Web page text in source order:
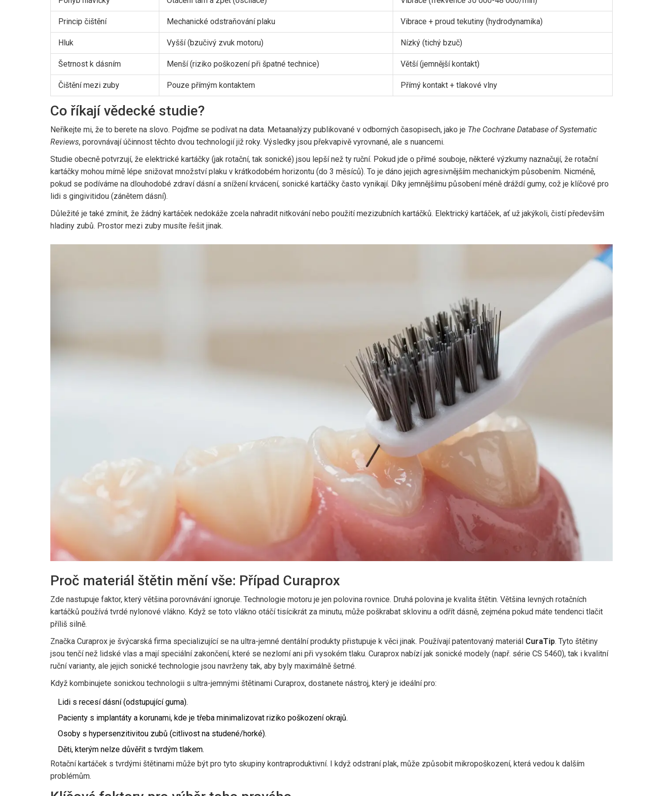
Princip čištění Mechanické odstraňování plaku Vibrace + proud tekutiny (hydrodynamika)
Hluk Vyšší (bzučivý zvuk motoru) Nízký (tichý bzuč)
Šetrnost k dásním Menší (riziko poškození při špatné technice) Větší (jemnější kontakt)
Čištění mezi zuby Pouze přímým kontaktem Přímý kontakt + tlakové vlny
Co říkají vědecké studie?
Neříkejte mi, že to berete na slovo. Pojďme se podívat na data. Metaanalýzy publikované v odborných časopisech, jako je The Cochrane Database of Systematic
Reviews, porovnávají účinnost těchto dvou technologií již roky. Výsledky jsou překvapivě vyrovnané, ale s nuancemi.
Studie obecně potvrzují, že elektrické kartáčky (jak rotační, tak sonické) jsou lepší než ty ruční. Pokud jde o přímé souboje, některé výzkumy naznačují, že rotační
kartáčky mohou mírně lépe snižovat množství plaku v krátkodobém horizontu (do 3 měsíců). To je dáno jejich agresivnějším mechanickým působením. Nicméně,
pokud se podíváme na dlouhodobé zdraví dásní a snížení krvácení, sonické kartáčky často vynikají. Díky jemnějšímu působení méně dráždí gumy, což je klíčové pro
lidi s gingivitidou (zánětem dásní).
Důležité je také zmínit, že žádný kartáček nedokáže zcela nahradit nitkování nebo použití mezizubních kartáčků. Elektrický kartáček, ať už jakýkoli, čistí především
hladiny zubů. Prostor mezi zuby musíte řešit jinak.
Proč materiál štětin mění vše: Případ Curaprox
Zde nastupuje faktor, který většina porovnávání ignoruje. Technologie motoru je jen polovina rovnice. Druhá polovina je kvalita štětin. Většina levných rotačních
kartáčků používá tvrdé nylonové vlákno. Když se toto vlákno otáčí tisícikrát za minutu, může poškrabat sklovinu a odřít dásně, zejména pokud máte tendenci tlačit
příliš silně.
Značka Curaprox je švýcarská firma specializující se na ultra-jemné dentální produkty přistupuje k věci jinak. Používají patentovaný materiál CuraTip. Tyto štětiny
jsou tenčí než lidské vlas a mají speciální zakončení, které se nezlomí ani při vysokém tlaku. Curaprox nabízí jak sonické modely (např. série CS 5460), tak i kvalitní
ruční varianty, ale jejich sonické technologie jsou navrženy tak, aby byly maximálně šetrné.
Když kombinujete sonickou technologii s ultra-jemnými štětinami Curaprox, dostanete nástroj, který je ideální pro:
Lidi s recesí dásní (odstupující guma).
Pacienty s implantáty a korunami, kde je třeba minimalizovat riziko poškození okrajů.
Osoby s hypersenzitivitou zubů (citlivost na studené/horké).
Děti, kterým nelze důvěřit s tvrdým tlakem.
Rotační kartáček s tvrdými štětinami může být pro tyto skupiny kontraproduktivní. I když odstraní plak, může způsobit mikropoškození, která vedou k dalším
problémům.